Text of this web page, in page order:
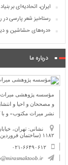
ایران، اتحادیه‌ای بر
رستاخیز شعر پارسی در
«دره‌های حشاشین و
درباره ما
و مصححان و احیا و
نشر میراث مكتوب» و
نشانی: تهران،
۱۱۸۲ (ساختمان فروردین)، طبقۀ دوم
۰۲۱-۶۶۴۹۰۶۱۲